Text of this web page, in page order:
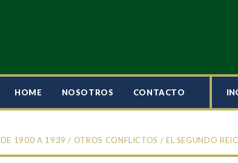
HOME NOSOTROS CONTACTO
DE 1900 A 1939 / OTROS CONFLICTOS / EL SEGUNDO